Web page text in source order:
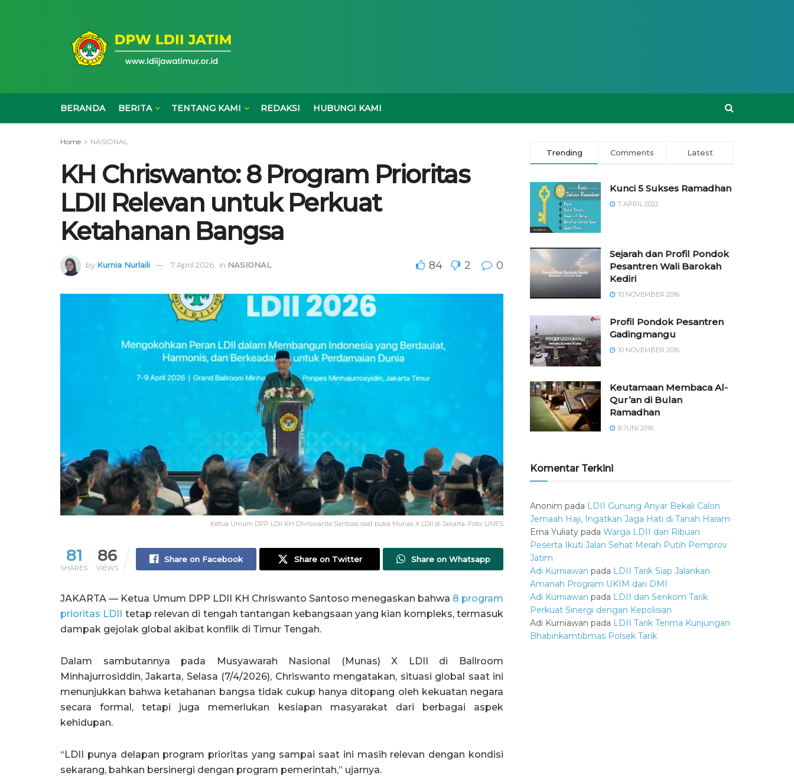
BERANDA BERITA TENTANG KAMI REDAKSI HUBUNGI KAMI
Home NASIONAL
KH Chriswanto: 8 Program Prioritas
LDII Relevan untuk Perkuat
Ketahanan Bangsa
by Kurnia Nurlaili 7 April 2026 in NASIONAL 84 2 0
Ketua Umum DPP LDII KH Chriswanto Santoso saat buka Munas X LDII di Jakarta. Foto: LINES
81
SHARES
86
VIEWS
Share on Facebook Share on Twitter Share on Whatsapp
JAKARTA — Ketua Umum DPP LDII KH Chriswanto Santoso menegaskan bahwa 8 program
prioritas LDII tetap relevan di tengah tantangan kebangsaan yang kian kompleks, termasuk
dampak gejolak global akibat konflik di Timur Tengah.
Dalam sambutannya pada Musyawarah Nasional (Munas) X LDII di Ballroom
Minhajurrosiddin, Jakarta, Selasa (7/4/2026), Chriswanto mengatakan, situasi global saat ini
menunjukkan bahwa ketahanan bangsa tidak cukup hanya ditopang oleh kekuatan negara
secara formal, tetapi juga memerlukan kesiapan masyarakat dari berbagai aspek
kehidupan.
“LDII punya delapan program prioritas yang sampai saat ini masih relevan dengan kondisi
sekarang, bahkan bersinergi dengan program pemerintah,” ujarnya.
Trending Comments Latest
Kunci 5 Sukses Ramadhan
7 APRIL 2022
Sejarah dan Profil Pondok
Pesantren Wali Barokah
Kediri
10 NOVEMBER 2016
⁠⁠⁠Profil Pondok Pesantren
Gadingmangu
10 NOVEMBER 2016
Keutamaan Membaca Al-
Qur’an di Bulan
Ramadhan
8 JUNI 2016
Komentar Terkini
Anonim pada LDII Gunung Anyar Bekali Calon
Jemaah Haji, Ingatkan Jaga Hati di Tanah Haram
Erna Yuliaty pada Warga LDII dan Ribuan
Peserta Ikuti Jalan Sehat Merah Putih Pemprov
Jatim
Adi Kurniawan pada LDII Tarik Siap Jalankan
Amanah Program UKIM dari DMI
Adi Kurniawan pada LDII dan Senkom Tarik
Perkuat Sinergi dengan Kepolisian
Adi Kurniawan pada LDII Tarik Terima Kunjungan
Bhabinkamtibmas Polsek Tarik